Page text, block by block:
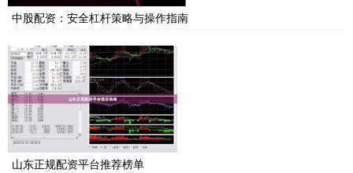
中股配资：安全杠杆策略与操作指南
山东正规配资平台推荐榜单